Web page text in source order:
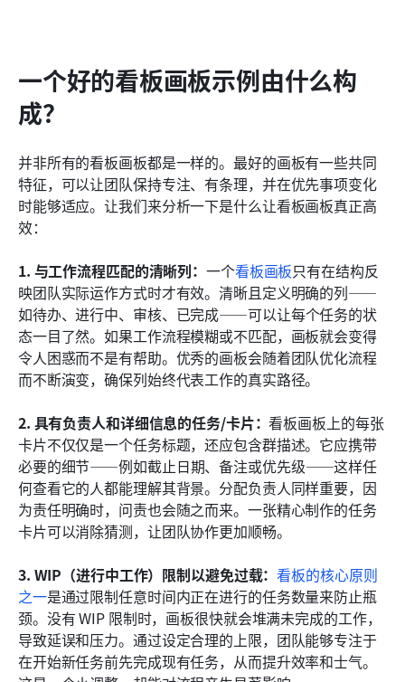
一个好的看板画板示例由什么构
成？
并非所有的看板画板都是一样的。最好的画板有一些共同
特征，可以让团队保持专注、有条理，并在优先事项变化
时能够适应。让我们来分析一下是什么让看板画板真正高
效：
1. 与工作流程匹配的清晰列：一个看板画板只有在结构反
映团队实际运作方式时才有效。清晰且定义明确的列——
如待办、进行中、审核、已完成——可以让每个任务的状
态一目了然。如果工作流程模糊或不匹配，画板就会变得
令人困惑而不是有帮助。优秀的画板会随着团队优化流程
而不断演变，确保列始终代表工作的真实路径。
2. 具有负责人和详细信息的任务/卡片：看板画板上的每张
卡片不仅仅是一个任务标题，还应包含群描述。它应携带
必要的细节——例如截止日期、备注或优先级——这样任
何查看它的人都能理解其背景。分配负责人同样重要，因
为责任明确时，问责也会随之而来。一张精心制作的任务
卡片可以消除猜测，让团队协作更加顺畅。
3. WIP（进行中工作）限制以避免过载：看板的核心原则
之一是通过限制任意时间内正在进行的任务数量来防止瓶
颈。没有 WIP 限制时，画板很快就会堆满未完成的工作，
导致延误和压力。通过设定合理的上限，团队能够专注于
在开始新任务前先完成现有任务，从而提升效率和士气。